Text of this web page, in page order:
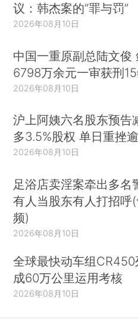
议：韩杰案的“罪与罚”
2026年08月10日
中国一重原副总陆文俊
6798万余元一审获刑
2026年08月10日
沪上阿姨六名股东预告
多3.5%股权 单日重挫
2026年08月10日
足浴店卖淫案牵出多名
有人当股东有人打招呼
频)
2026年08月10日
全球最快动车组CR450
成60万公里运用考核
2026年08月10日